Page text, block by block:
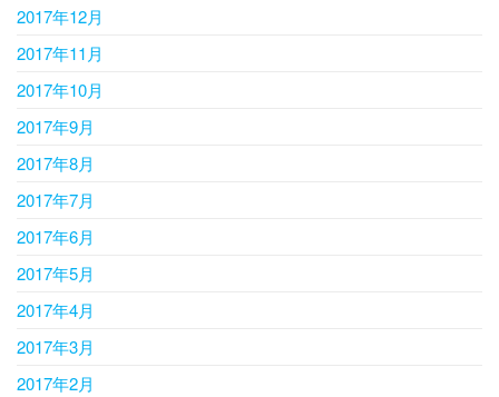
2017年12月
2017年11月
2017年10月
2017年9月
2017年8月
2017年7月
2017年6月
2017年5月
2017年4月
2017年3月
2017年2月